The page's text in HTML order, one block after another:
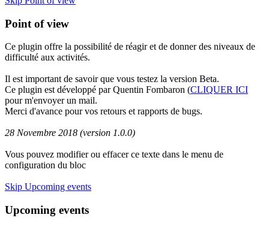
Point of view
Ce plugin offre la possibilité de réagir et de donner des niveaux de
difficulté aux activités.
Il est important de savoir que vous testez la version Beta.
Ce plugin est développé par Quentin Fombaron (CLIQUER ICI
pour m'envoyer un mail.
Merci d'avance pour vos retours et rapports de bugs.
28 Novembre 2018 (version 1.0.0)
Vous pouvez modifier ou effacer ce texte dans le menu de
configuration du bloc
Skip Upcoming events
Upcoming events